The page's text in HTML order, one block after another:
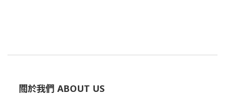
關於我們 ABOUT US